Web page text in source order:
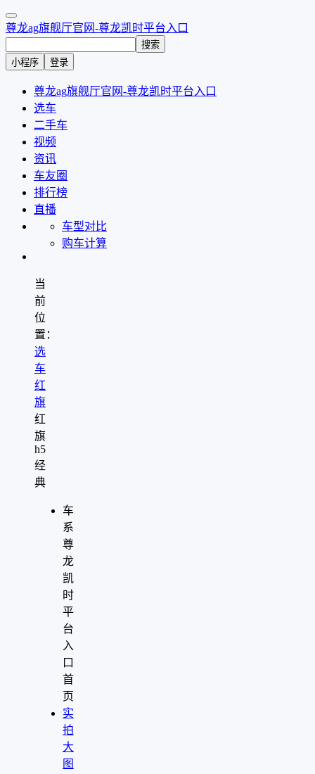
尊龙ag旗舰厅官网-尊龙凯时平台入口
搜索
小程序
登录
尊龙ag旗舰厅官网-尊龙凯时平台入口
选车
二手车
视频
资讯
车友圈
排行榜
直播
车型对比
购车计算
当
前
位
置：
选
车
红
旗
红
旗
h5
经
典
车
系
尊
龙
凯
时
平
台
入
口
首
页
实
拍
大
图